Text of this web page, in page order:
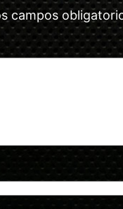
campos